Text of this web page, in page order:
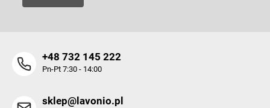
+48 732 145 222
Pn-Pt 7:30 - 14:00
sklep@lavonio.pl